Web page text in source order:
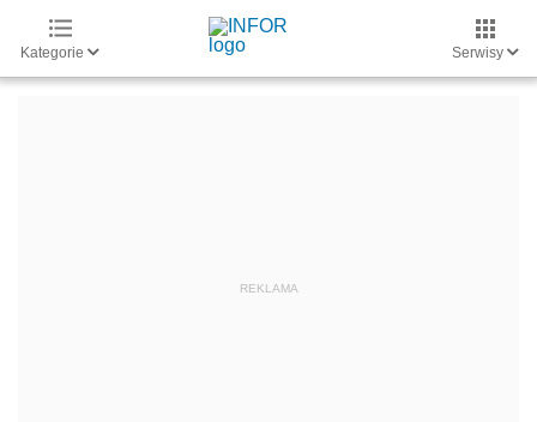
Kategorie Serwisy